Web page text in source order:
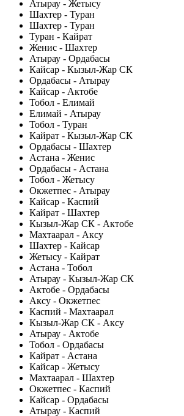
Атырау - Жетысу
Шахтер - Туран
Шахтер - Туран
Туран - Кайрат
Женис - Шахтер
Атырау - Ордабасы
Кайсар - Кызыл-Жар СК
Ордабасы - Атырау
Кайсар - Актобе
Тобол - Елимай
Елимай - Атырау
Тобол - Туран
Кайрат - Кызыл-Жар СК
Ордабасы - Шахтер
Астана - Женис
Ордабасы - Астана
Тобол - Жетысу
Окжетпес - Атырау
Кайсар - Каспий
Кайрат - Шахтер
Кызыл-Жар СК - Актобе
Махтаарал - Аксу
Шахтер - Кайсар
Жетысу - Кайрат
Астана - Тобол
Атырау - Кызыл-Жар СК
Актобе - Ордабасы
Аксу - Окжетпес
Каспий - Махтаарал
Кызыл-Жар СК - Аксу
Атырау - Актобе
Тобол - Ордабасы
Кайрат - Астана
Кайсар - Жетысу
Махтаарал - Шахтер
Окжетпес - Каспий
Кайсар - Ордабасы
Атырау - Каспий